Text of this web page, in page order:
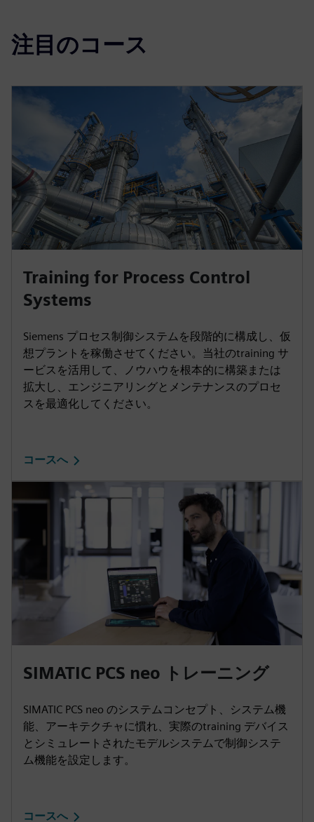
注目のコース
Training for Process Control
Systems
Siemens プロセス制御システムを段階的に構成し、仮
想プラントを稼働させてください。当社のtraining サ
ービスを活用して、ノウハウを根本的に構築または
拡大し、エンジニアリングとメンテナンスのプロセ
スを最適化してください。
コースへ
SIMATIC PCS neo トレーニング
SIMATIC PCS neo のシステムコンセプト、システム機
能、アーキテクチャに慣れ、実際のtraining デバイス
とシミュレートされたモデルシステムで制御システ
ム機能を設定します。
コースへ